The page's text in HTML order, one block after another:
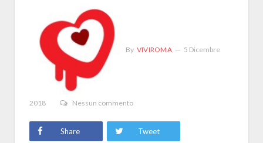
By VIVIROMA 5 Dicembre
2018 Nessun commento
Share Tweet